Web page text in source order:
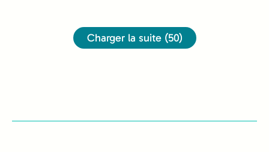
Charger la suite (50)